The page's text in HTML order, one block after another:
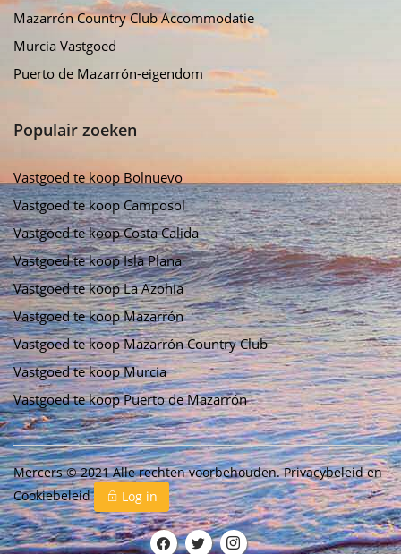
Mazarrón Country Club Accommodatie
Murcia Vastgoed
Puerto de Mazarrón-eigendom
Populair zoeken
Vastgoed te koop Bolnuevo
Vastgoed te koop Camposol
Vastgoed te koop Costa Calida
Vastgoed te koop Isla Plana
Vastgoed te koop La Azohia
Vastgoed te koop Mazarrón
Vastgoed te koop Mazarrón Country Club
Vastgoed te koop Murcia
Vastgoed te koop Puerto de Mazarrón
Mercers © 2021 Alle rechten voorbehouden.Privacybeleiden
Cookiebeleid
Log in